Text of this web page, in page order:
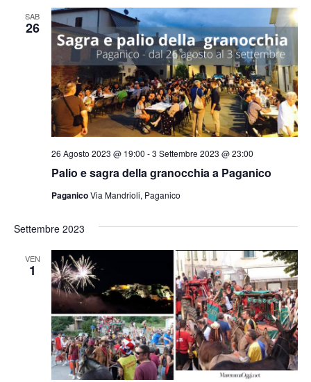
SAB
26
Palio e sagra della granocchia a Paganico
26 Agosto 2023 @ 19:00 -3 Settembre 2023 @ 23:00
PaganicoVia Mandrioli, Paganico
Settembre 2023
VEN
1